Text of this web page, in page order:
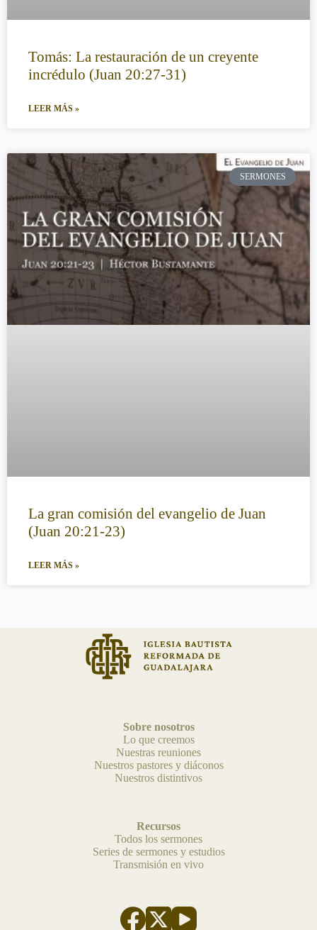
Tomás: La restauración de un creyente
incrédulo (Juan 20:27-31)
LEER MÁS »
SERMONES
La gran comisión del evangelio de Juan
(Juan 20:21-23)
LEER MÁS »
Sobre nosotros
Lo que creemos
Nuestras reuniones
Nuestros pastores y diáconos
Nuestros distintivos
Recursos
Todos los sermones
Series de sermones y estudios
Transmisión en vivo